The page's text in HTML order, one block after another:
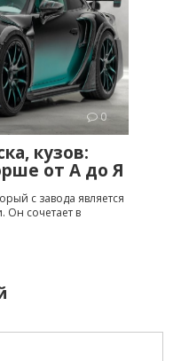
0
кузов:
от A до Я
с завода является
сочетает в